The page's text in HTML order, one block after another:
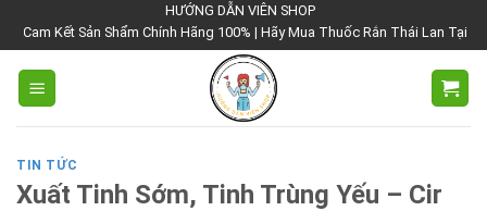
đến
nội
dung
HƯỚNG DẪN VIÊN SHOP
Sản Shẩm Chính Hãng 100% | Hãy Mua Thuốc Rắn Thái Lan Tại Hướng Dẫn
TIN TỨC
Xuất Tinh Sớm, Tinh Trùng Yếu – Cir